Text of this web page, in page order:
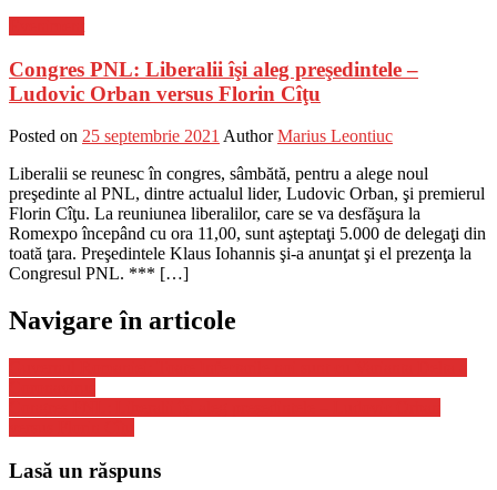
Congres PNL: Liberalii îşi aleg preşedintele –
Ludovic Orban versus Florin Cîţu
Posted on 25 septembrie 2021 Author Marius Leontiuc
Liberalii se reunesc în congres, sâmbătă, pentru a alege noul
preşedinte al PNL, dintre actualul lider, Ludovic Orban, şi premierul
Florin Cîţu. La reuniunea liberalilor, care se va desfăşura la
Romexpo începând cu ora 11,00, sunt aşteptaţi 5.000 de delegaţi din
toată ţara. Preşedintele Klaus Iohannis şi-a anunţat şi el prezenţa la
Congresul PNL. *** […]
Navigare în articole
Lasă un răspuns